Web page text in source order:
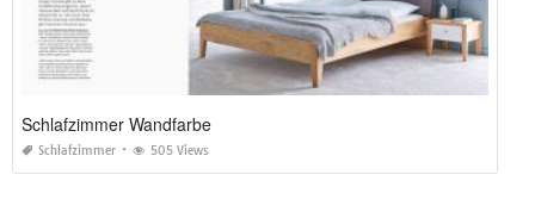
Schlafzimmer Wandfarbe
Schlafzimmer 505 Views